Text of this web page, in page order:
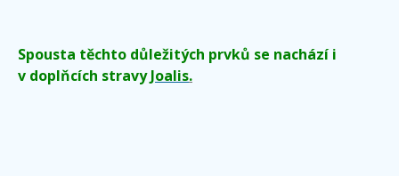
Spousta těchto důležitých prvků se nachází i
v doplňcích stravyJoalis.